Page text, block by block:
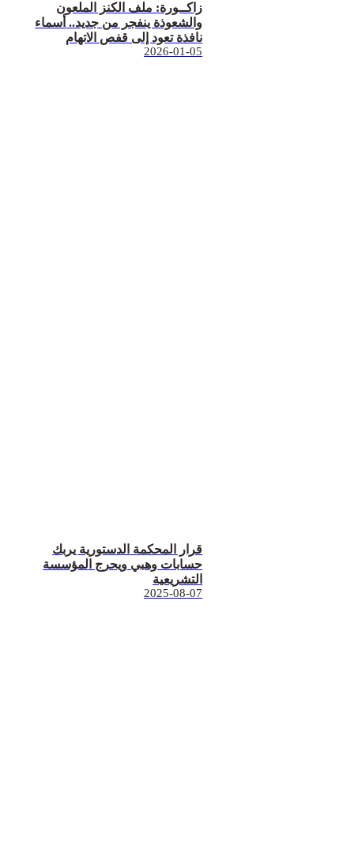
زاكــورة: ملف الكنز الملعون
والشعوذة ينفجر من جديد.. أسماء
نافذة تعود إلى قفص الاتهام
2026-01-05
قرار المحكمة الدستورية يربك
حسابات وهبي ويحرج المؤسسة
التشريعية
2025-08-07